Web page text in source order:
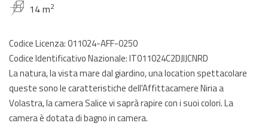
14 m2
Codice Licenza: 011024-AFF-0250
Codice Identificativo Nazionale: IT011024C2DJIJCNRD
La natura, la vista mare dal giardino, una location spettacolare
queste sono le caratteristiche dell'Affittacamere Niria a
Volastra, la camera Salice vi saprà rapire con i suoi colori. La
camera è dotata di bagno in camera.